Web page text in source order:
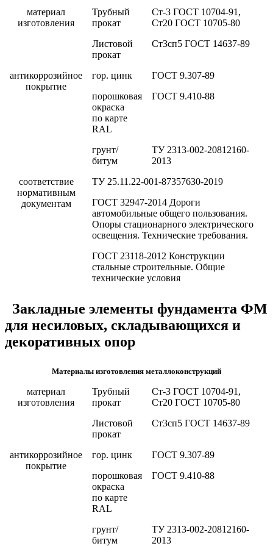
материал
изготовления
Трубный
прокат
Ст-3 ГОСТ 10704-91,
Ст20 ГОСТ 10705-80
Листовой
прокат
Ст3сп5 ГОСТ 14637-89
антикоррозийное
покрытие
гор. цинк
ГОСТ 9.307-89
порошковая
окраска
по карте
RAL
ГОСТ 9.410-88
грунт/
битум
ТУ 2313-002-20812160-
2013
соответствие
нормативным
документам
ТУ 25.11.22-001-87357630-2019
ГОСТ 32947-2014 Дороги
автомобильные общего пользования.
Опоры стационарного электрического
освещения. Технические требования.
ГОСТ 23118-2012 Конструкции
стальные строительные. Общие
технические условия
Закладные элементы фундамента ФМ
для несиловых, складывающихся и
декоративных опор
Материалы изготовления металлоконструкций
материал
изготовления
Трубный
прокат
Ст-3 ГОСТ 10704-91,
Ст20 ГОСТ 10705-80
Листовой
прокат
Ст3сп5 ГОСТ 14637-89
антикоррозийное
покрытие
гор. цинк
ГОСТ 9.307-89
порошковая
окраска
по карте
RAL
ГОСТ 9.410-88
грунт/
битум
ТУ 2313-002-20812160-
2013